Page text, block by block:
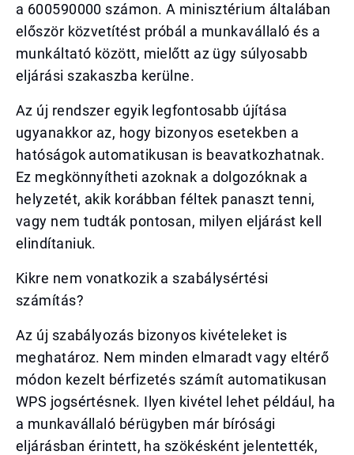
a 600590000 számon. A minisztérium általában
először közvetítést próbál a munkavállaló és a
munkáltató között, mielőtt az ügy súlyosabb
eljárási szakaszba kerülne.
Az új rendszer egyik legfontosabb újítása
ugyanakkor az, hogy bizonyos esetekben a
hatóságok automatikusan is beavatkozhatnak.
Ez megkönnyítheti azoknak a dolgozóknak a
helyzetét, akik korábban féltek panaszt tenni,
vagy nem tudták pontosan, milyen eljárást kell
elindítaniuk.
Kikre nem vonatkozik a szabálysértési
számítás?
Az új szabályozás bizonyos kivételeket is
meghatároz. Nem minden elmaradt vagy eltérő
módon kezelt bérfizetés számít automatikusan
WPS jogsértésnek. Ilyen kivétel lehet például, ha
a munkavállaló bérügyben már bírósági
eljárásban érintett, ha szökésként jelentették,